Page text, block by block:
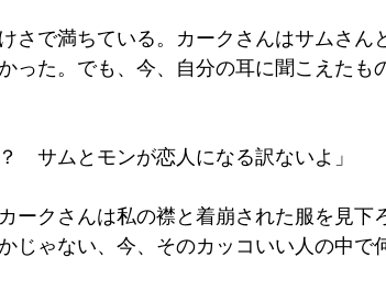
さで満ちている。カークさんはサムさん
った。でも、今、自分の耳に聞こえたも
　サムとモンが恋人になる訳ないよ」
ークさんは私の襟と着崩された服を見下
じゃない、今、そのカッコいい人の中